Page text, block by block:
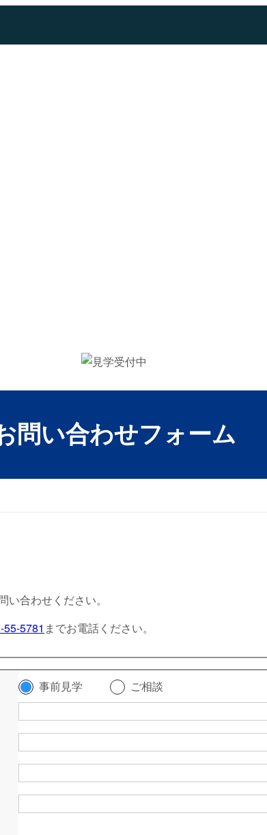
問い合わせフォーム
合わせください。
55-5781 までお電話ください。
事前見学
ご相談